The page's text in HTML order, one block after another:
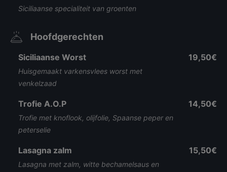
Siciliaanse specialiteit van groenten
Hoofdgerechten
Siciliaanse Worst
Huisgemaakt varkensvlees worst met
venkelzaad
19,50€
Trofie A.O.P
Trofie met knoflook, olijfolie, Spaanse peper en
peterselie
14,50€
Lasagna zalm
Lasagna met zalm, witte bechamelsaus en
15,50€